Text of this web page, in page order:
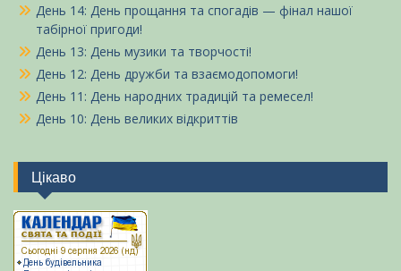
День 14: День прощання та спогадів — фінал нашої
табірної пригоди!
День 13: День музики та творчості!
День 12: День дружби та взаємодопомоги!
День 11: День народних традицій та ремесел!
День 10: День великих відкриттів
Цікаво